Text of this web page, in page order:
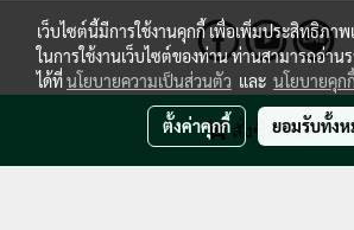
สั่งซื้อสินค้า
Copyright by ArDeed.com
เว็บไซต์นี้มีการใช้งานคุกกี้ เพื่อเพิ่มประสิทธิภา
ในการใช้งานเว็บไซต์ของท่าน ท่านสามารถอ่าน
ได้ที่นโยบายความเป็นส่วนตัว และ นโยบายคุกกี้
ตั้งค่าคุกกี้ ยอมรับทั้ง